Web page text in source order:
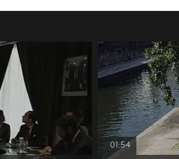
01:54